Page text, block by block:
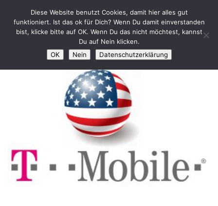
Zum Inhalt springen
SCHLAGWÖRTER:AKTIENTIPPS
Diese Website benutzt Cookies, damit hier alles gut
funktioniert. Ist das ok für Dich? Wenn Du damit einverstanden
bist, klicke bitte auf OK. Wenn Du das nicht möchtest, kannst
Du auf Nein klicken.
OK
Nein Datenschutzerklärung